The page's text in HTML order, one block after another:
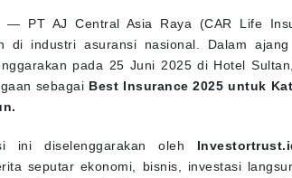
— PT AJ Central Asia Raya (CAR Life
di industri asuransi nasional. Dalam ajang
pada 25 Juni 2025 di Hotel
sebagai Best Insurance 2025 untuk
ini diselenggarakan oleh
seputar ekonomi, bisnis, investasi